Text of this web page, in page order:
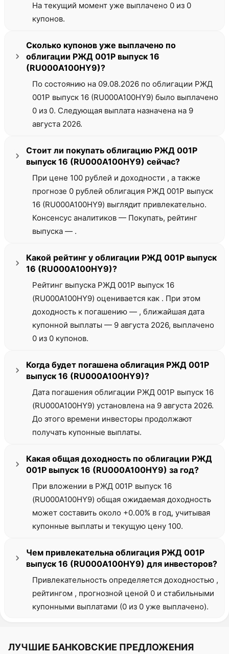
На текущий момент уже выплачено 0 из 0
купонов.
Сколько купонов уже выплачено по
облигации РЖД 001Р выпуск 16
(RU000A100HY9)?
По состоянию на 09.08.2026 по облигации РЖД
001Р выпуск 16 (RU000A100HY9) было выплачено
0 из 0. Следующая выплата назначена на 9
августа 2026.
Стоит ли покупать облигацию РЖД 001Р
выпуск 16 (RU000A100HY9) сейчас?
При цене 100 рублей и доходности , а также
прогнозе 0 рублей облигация РЖД 001Р выпуск
16 (RU000A100HY9) выглядит привлекательно.
Консенсус аналитиков — Покупать, рейтинг
выпуска — .
Какой рейтинг у облигации РЖД 001Р выпуск
16 (RU000A100HY9)?
Рейтинг выпуска РЖД 001Р выпуск 16
(RU000A100HY9) оценивается как . При этом
доходность к погашению — , ближайшая дата
купонной выплаты — 9 августа 2026, выплачено
0 из 0 купонов.
Когда будет погашена облигация РЖД 001Р
выпуск 16 (RU000A100HY9)?
Дата погашения облигации РЖД 001Р выпуск 16
(RU000A100HY9) установлена на 9 августа 2026.
До этого времени инвесторы продолжают
получать купонные выплаты.
Какая общая доходность по облигации РЖД
001Р выпуск 16 (RU000A100HY9) за год?
При вложении в РЖД 001Р выпуск 16
(RU000A100HY9) общая ожидаемая доходность
может составить около +0.00% в год, учитывая
купонные выплаты и текущую цену 100.
Чем привлекательна облигация РЖД 001Р
выпуск 16 (RU000A100HY9) для инвесторов?
Привлекательность определяется доходностью ,
рейтингом , прогнозной ценой 0 и стабильными
купонными выплатами (0 из 0 уже выплачено).
ЛУЧШИЕ БАНКОВСКИЕ ПРЕДЛОЖЕНИЯ